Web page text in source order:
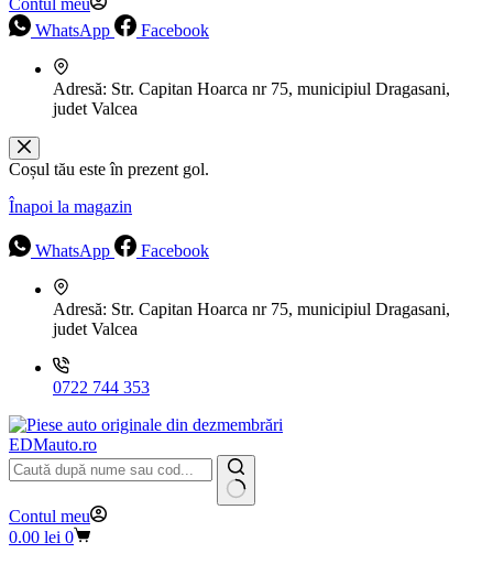
Contul meu
WhatsApp
Facebook
Adresă: Str. Capitan Hoarca nr 75, municipiul Dragasani,
judet Valcea
Coșul tău este în prezent gol.
Înapoi la magazin
WhatsApp Facebook
Adresă: Str. Capitan Hoarca nr 75, municipiul Dragasani,
judet Valcea
0722 744 353
EDMauto.ro
Niciun
rezultat
Contul meu
Coș
0.00 lei 0